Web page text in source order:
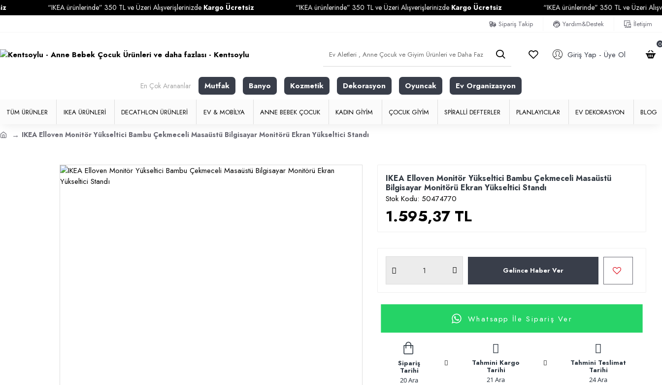
“IKEA ürünlerinde” 350 TL ve Üzeri AlışverişlerinizdeKargo Ücretsiz “IKEA ürünlerinde” 350 TL ve Üzeri AlışverişlerinizdeKargo Ücretsiz “IKEA ürünlerinde” 350 TL ve Üzeri
Sipariş Takip Yardım&Destek İletişim
Giriş Yap - Üye Ol
0
En Çok Arananlar Mutfak Banyo Kozmetik Dekorasyon Oyuncak Ev Organizasyon
TÜM ÜRÜNLER IKEA ÜRÜNLERI DECATHLON ÜRÜNLERI EV & MOBILYA ANNE BEBEK ÇOCUK KADIN GIYIM ÇOCUK GIYIM SPIRALLI DEFTERLER PLANLAYICILAR EV DEKORASYON BLOG
IKEA Elloven Monitör Yükseltici Bambu Çekmeceli Masaüstü Bilgisayar Monitörü Ekran Yükseltici Standı
IKEA Elloven Monitör Yükseltici Bambu Çekmeceli Masaüstü
Bilgisayar Monitörü Ekran Yükseltici Standı
Stok Kodu: 50474770
1.595,37 TL
Gelince Haber Ver
Whatsapp İle Sipariş Ver
Sipariş
Tarihi
20 Ara
Tahmini Kargo
Tarihi
21 Ara
Tahmini Teslimat
Tarihi
24 Ara